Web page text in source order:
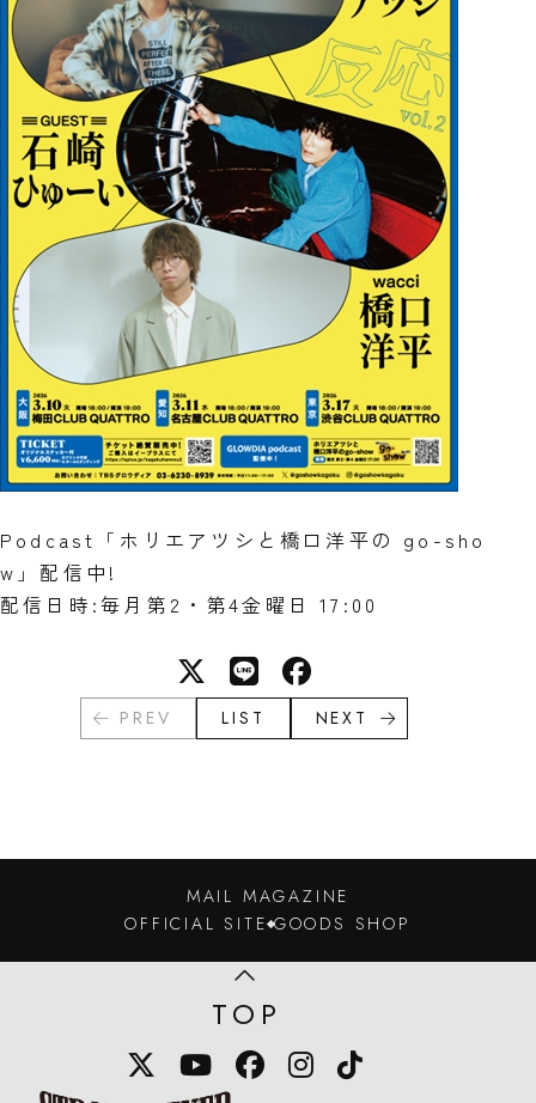
Podcast「ホリエアツシと橋口洋平の go-sho
w」配信中!
配信日時:毎月第2・第4金曜日 17:00
PREV LIST NEXT
MAIL MAGAZINE
OFFICIAL SITE GOODS SHOP
TOP
X
YouTube
Facebook
Instagram
TikTok